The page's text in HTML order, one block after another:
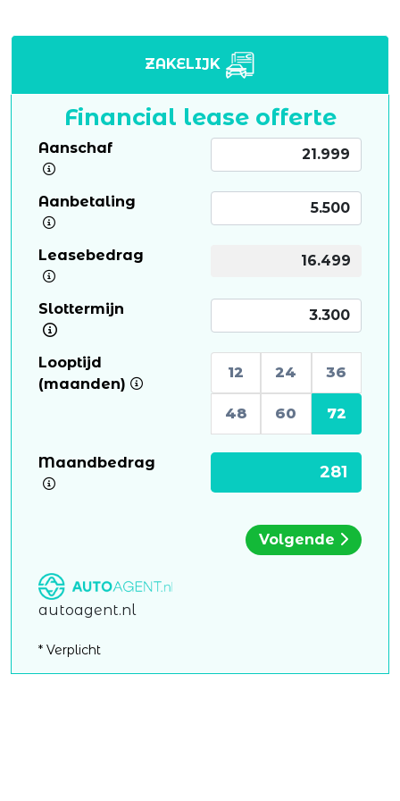
ZAKELIJK
Financial lease offerte
Aanschaf
Aanbetaling
Leasebedrag
Slottermijn
Looptijd
(maanden)
12 24 36
48 60 72
Maandbedrag
autoagent.nl
Volgende
* Verplicht